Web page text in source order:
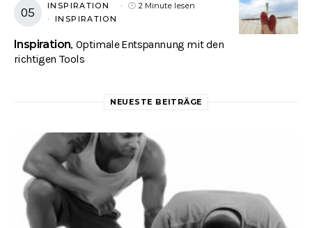
INSPIRATION
2 Minute lesen
INSPIRATION
Inspiration Optimale Entspannung mit den
richtigen Tools
NEUESTE BEITRÄGE